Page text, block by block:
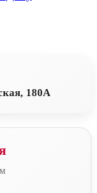
180А